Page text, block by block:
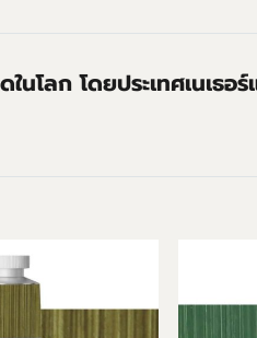
นโลก โดยประเทศเนเ